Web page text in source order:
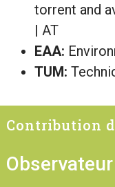
torrent and
| AT
EAA:
TUM:
Contribution